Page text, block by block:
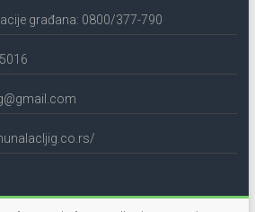
građana: 0800/377-790